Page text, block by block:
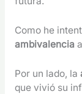
Como he
ambivalencia
Por un lado, la
que vivió su